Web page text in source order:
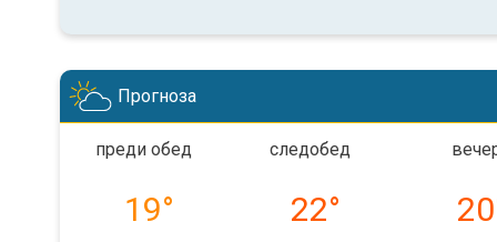
Прогноза
преди обед
19°
следобед
22° 20